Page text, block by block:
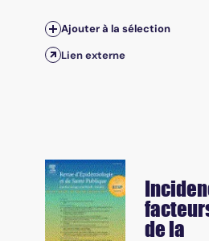
Ajouter à la sélection
Lien externe
de la